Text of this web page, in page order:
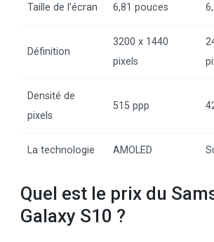
Taille de l’écran 6,81 pouces
Définition
3200 x 1440
pixels
Densité de
pixels
515 ppp
La technologie AMOLED
Quel est le prix du
Galaxy S10 ?